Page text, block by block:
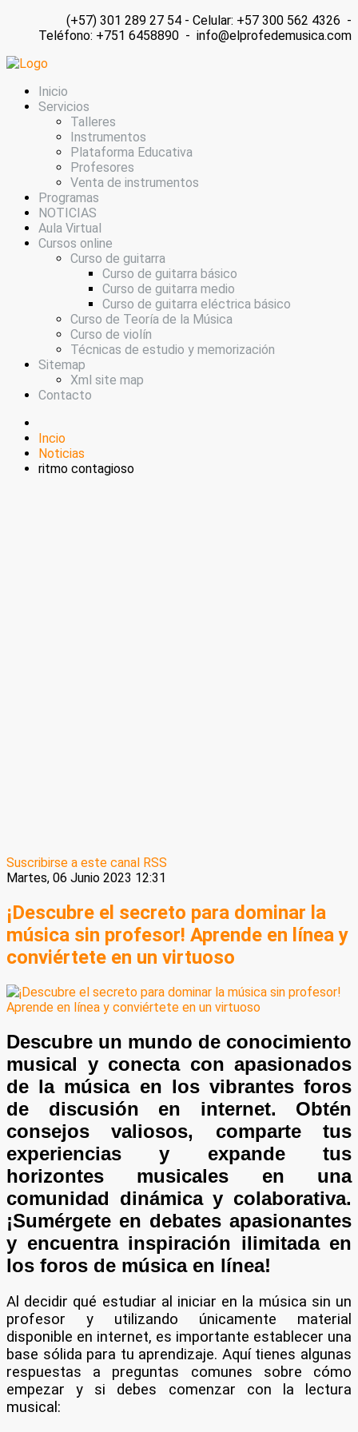
(+57) 301 289 27 54 - Celular: +57 300 562 4326 -
Teléfono: +751 6458890 - info@elprofedemusica.com
Inicio
Servicios
Talleres
Instrumentos
Plataforma Educativa
Profesores
Venta de instrumentos
Programas
NOTICIAS
Aula Virtual
Cursos online
Curso de guitarra
Curso de guitarra básico
Curso de guitarra medio
Curso de guitarra eléctrica básico
Curso de Teoría de la Música
Curso de violín
Técnicas de estudio y memorización
Sitemap
Xml site map
Contacto
Incio
Noticias
ritmo contagioso
Suscribirse a este canal RSS
Martes, 06 Junio 2023 12:31
¡Descubre el secreto para dominar la
música sin profesor! Aprende en línea y
conviértete en un virtuoso
Descubre un mundo de conocimiento
musical y conecta con apasionados
de la música en los vibrantes foros
de discusión en internet. Obtén
consejos valiosos, comparte tus
experiencias y expande tus
horizontes musicales en una
comunidad dinámica y colaborativa.
¡Sumérgete en debates apasionantes
y encuentra inspiración ilimitada en
los foros de música en línea!
Al decidir qué estudiar al iniciar en la música sin un
profesor y utilizando únicamente material
disponible en internet, es importante establecer una
base sólida para tu aprendizaje. Aquí tienes algunas
respuestas a preguntas comunes sobre cómo
empezar y si debes comenzar con la lectura
musical: